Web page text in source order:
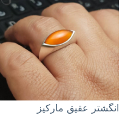
انگشتر عقیق مارکیز